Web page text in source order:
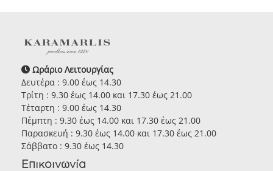
Ωράριο Λειτουργίας
Δευτέρα : 9.00 έως 14.30
Τρίτη : 9.30 έως 14.00 και 17.30 έως 21.00
Τέταρτη : 9.00 έως 14.30
Πέμπτη : 9.30 έως 14.00 και 17.30 έως 21.00
Παρασκευή : 9.30 έως 14.00 και 17.30 έως 21.00
Σάββατο : 9.30 έως 14.30
Επικοινωνία